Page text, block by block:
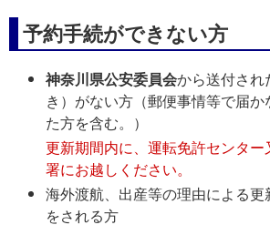
予約手続ができない方
神奈川県公安委員会から送付され
き）がない方（郵便事情等で届
た方を含む。）
更新期間内に、運転免許センタ
署にお越しください。
海外渡航、出産等の理由による
をされる方